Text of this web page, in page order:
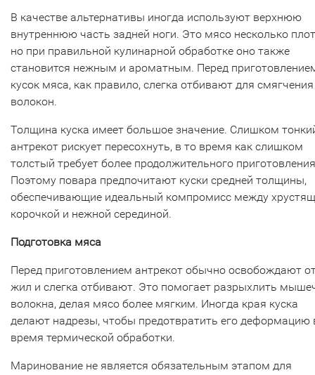
В качестве альтернативы иногда используют верхнюю
внутреннюю часть задней ноги. Это мясо несколько
но при правильной кулинарной обработке оно также
становится нежным и ароматным. Перед
кусок мяса, как правило, слегка отбивают для смягчения
волокон.
Толщина куска имеет большое значение. Слишком
антрекот рискует пересохнуть, в то время как слишком
толстый требует более продолжительного
Поэтому повара предпочитают куски средней толщины,
обеспечивающие идеальный компромисс между
корочкой и нежной серединой.
Подготовка мяса
Перед приготовлением антрекот обычно освобождают
жил и слегка отбивают. Это помогает разрыхлить
волокна, делая мясо более мягким. Иногда края куска
делают надрезы, чтобы предотвратить его деформацию
время термической обработки.
Маринование не является обязательным этапом для